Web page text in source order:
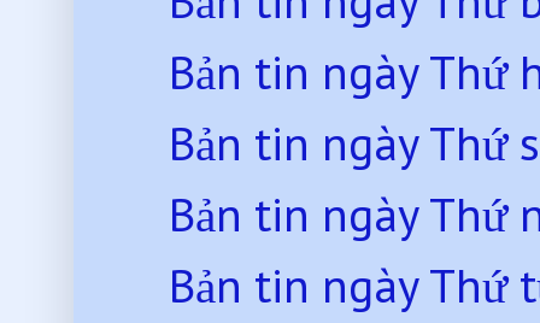
Bản tin ngày Thứ
Bản tin ngày Thứ
Bản tin ngày Thứ
Bản tin ngày Thứ